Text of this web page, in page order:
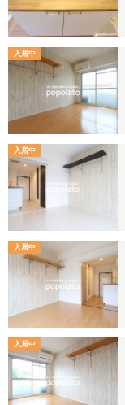
入居中
入居中
入居中
入居中